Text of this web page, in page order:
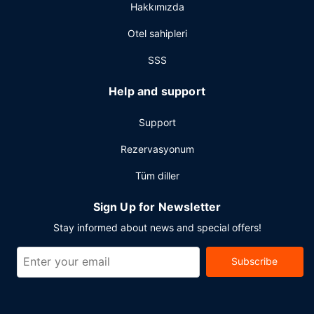
Misafirler için ofis, 24 saat açık resepsiyon ve birden fazla
Hakkımızda
Otel sahipleri
SSS
Help and support
Support
Rezervasyonum
Tüm diller
Sign Up for Newsletter
Stay informed about news and special offers!
Subscribe